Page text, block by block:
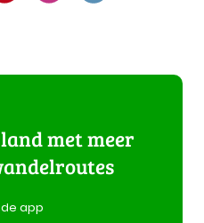
met meer
app